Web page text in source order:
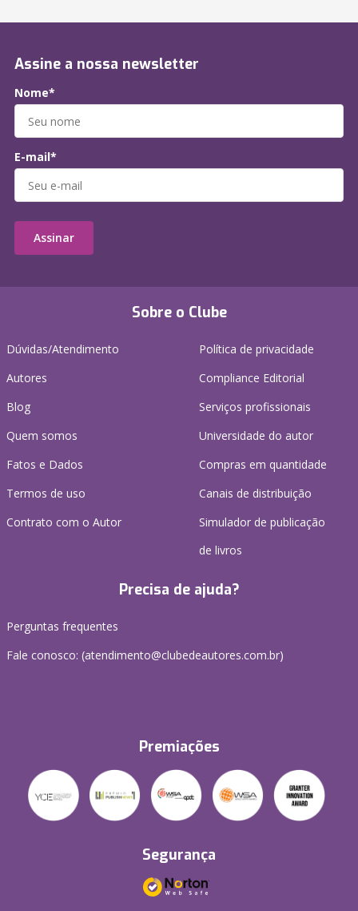
Sobre o Clube
Dúvidas/Atendimento
Autores
Blog
Quem somos
Fatos e Dados
Termos de uso
Contrato com o Autor
Política de privacidade
Compliance Editorial
Serviços profissionais
Universidade do autor
Compras em quantidade
Canais de distribuição
Simulador de publicação
de livros
Precisa de ajuda?
Perguntas frequentes
Fale conosco: (atendimento@clubedeautores.com.br)
Premiações
Segurança
Assine a nossa newsletter
Nome*
E-mail*
Assinar